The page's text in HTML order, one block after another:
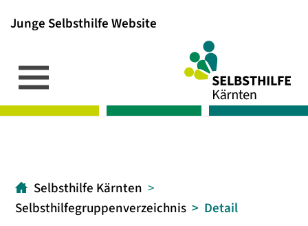
Junge Selbsthilfe Website
[1]
[2]
[3]
Selbsthilfe Kärnten
Selbsthilfegruppenverzeichnis
Detail